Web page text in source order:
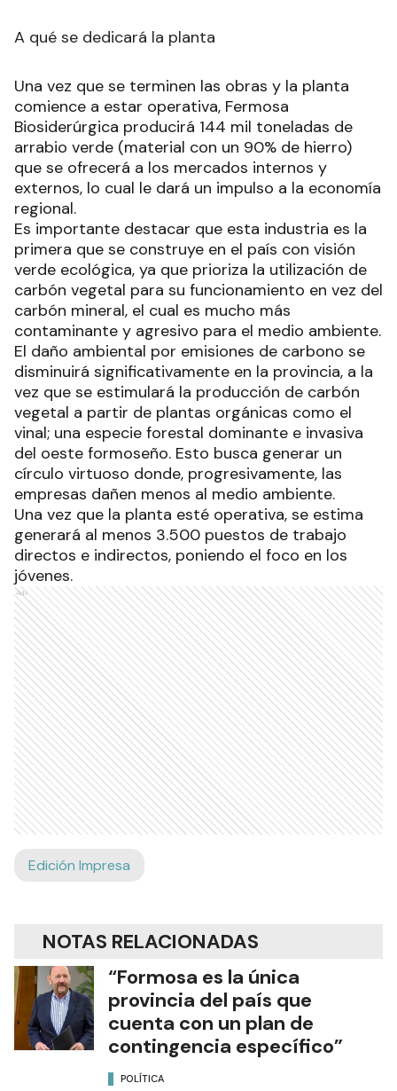
A qué se dedicará la planta
Una vez que se terminen las obras y la planta
comience a estar operativa, Fermosa
Biosiderúrgica producirá 144 mil toneladas de
arrabio verde (material con un 90% de hierro)
que se ofrecerá a los mercados internos y
externos, lo cual le dará un impulso a la economía
regional.
Es importante destacar que esta industria es la
primera que se construye en el país con visión
verde ecológica, ya que prioriza la utilización de
carbón vegetal para su funcionamiento en vez del
carbón mineral, el cual es mucho más
contaminante y agresivo para el medio ambiente.
El daño ambiental por emisiones de carbono se
disminuirá significativamente en la provincia, a la
vez que se estimulará la producción de carbón
vegetal a partir de plantas orgánicas como el
vinal; una especie forestal dominante e invasiva
del oeste formoseño. Esto busca generar un
círculo virtuoso donde, progresivamente, las
empresas dañen menos al medio ambiente.
Una vez que la planta esté operativa, se estima
generará al menos 3.500 puestos de trabajo
directos e indirectos, poniendo el foco en los
jóvenes.
Ads
Edición Impresa
NOTAS RELACIONADAS
“Formosa es la única
provincia del país que
cuenta con un plan de
contingencia específico”
POLÍTICA